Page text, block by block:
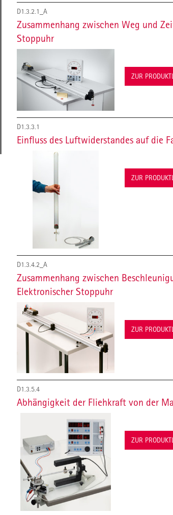
D1.3.2.1_A
Zusammenhang zwischen Weg und
Stoppuhr
ZUR
D1.3.3.1
Einfluss des Luftwiderstandes auf die
ZUR
D1.3.4.2_A
Zusammenhang zwischen
Elektronischer Stoppuhr
ZUR
D1.3.5.4
Abhängigkeit der Fliehkraft von der
ZUR